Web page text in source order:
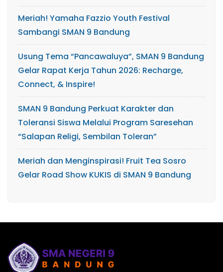
Meriah! Yamaha Fazzio Youth Festival
Sambangi SMAN 9 Bandung
Usung Tema “Pancawaluya”, SMAN 9 Bandung
Gelar Rapat Kerja Tahun 2026: Recharge,
Connect, & Inspire!
SMAN 9 Bandung Perkuat Karakter dan
Toleransi Siswa Melalui Program Saresehan
“Salapan Religi, Sembilan Toleran”
Meriah dan Menginspirasi! Fruit Tea Sosro
Gelar Road Show KUKIS di SMAN 9 Bandung